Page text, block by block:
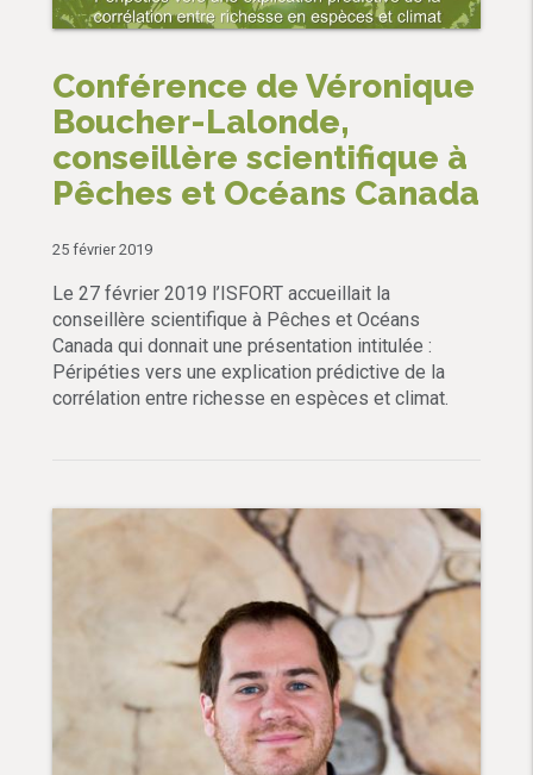
Conférence de Véronique
Boucher-Lalonde,
conseillère scientifique à
Pêches et Océans Canada
25 février 2019
Le 27 février 2019 l’ISFORT accueillait la
conseillère scientifique à Pêches et Océans
Canada qui donnait une présentation intitulée :
Péripéties vers une explication prédictive de la
corrélation entre richesse en espèces et climat.